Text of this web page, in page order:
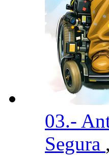
03.-
Segura ,